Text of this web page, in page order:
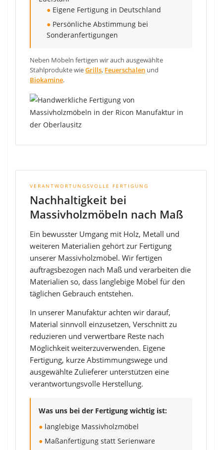
● Eigene Fertigung in Deutschland
● Persönliche Abstimmung bei
Sonderanfertigungen
Neben Möbeln fertigen wir auch ausgewählte
Stahlprodukte wieGrills, Feuerschalen und
Biokamine.
VERANTWORTUNGSVOLLE FERTIGUNG
Nachhaltigkeit bei
Massivholzmöbeln nach Maß
Ein bewusster Umgang mit Holz, Metall und
weiteren Materialien gehört zur Fertigung
unserer Massivholzmöbel. Wir fertigen
auftragsbezogen nach Maß und verarbeiten die
Materialien so, dass langlebige Möbel für den
täglichen Gebrauch entstehen.
In unserer Manufaktur achten wir darauf,
Material sinnvoll einzusetzen, Verschnitt zu
reduzieren und verwertbare Reste nach
Möglichkeit weiterzuverwenden. Eigene
Fertigung, kurze Abstimmungswege und
ausgewählte Zulieferer unterstützen eine
verantwortungsvolle Herstellung.
Was uns bei der Fertigung wichtig ist:
● langlebige Massivholzmöbel
● Maßanfertigung statt Serienware